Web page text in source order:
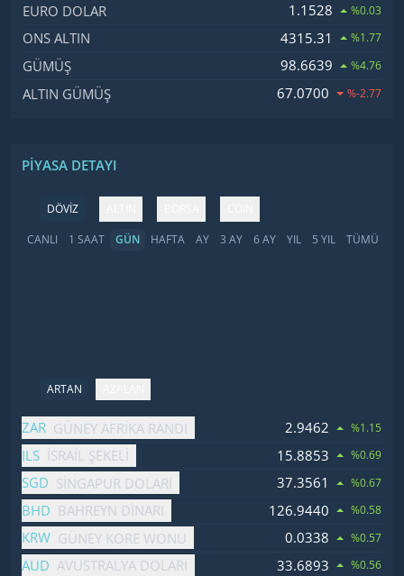
EURO DOLAR 1.1528 %0.03
ONS ALTIN 4315.31 %1.77
GÜMÜŞ 98.6639 %4.76
ALTIN GÜMÜŞ 67.0700 %-2.77
PIYASA DETAYI
DÖVİZ
CANLI
1 SAAT GÜN HAFTA AY 3 AY 6 AY YIL 5 YIL TÜMÜ
ARTAN
İsim FiyatDeğişim
ZAR GÜNEY AFRIKA RANDI 2.9462 %1.15
ILS İSRAIL ŞEKELI 15.8853 %0.69
SGD SINGAPUR DOLARI 37.3561 %0.67
BHD BAHREYN DINARI 126.9440 %0.58
KRW GÜNEY KORE WONU 0.0338 %0.57
AUD AVUSTRALYA DOLARI 33.6893 %0.56